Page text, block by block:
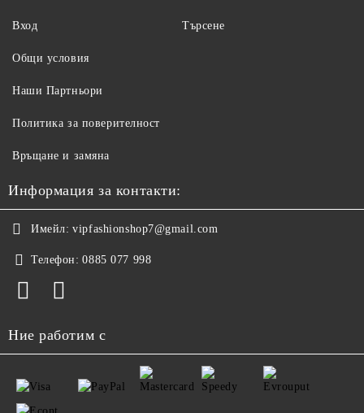
Вход Търсене
Общи условия
Наши Партньори
Политика за поверителност
Връщане и замяна
Информация за контакти:
Имейл: vipfashionshop7@gmail.com
Телефон: 0885 077 998
Ние работим с